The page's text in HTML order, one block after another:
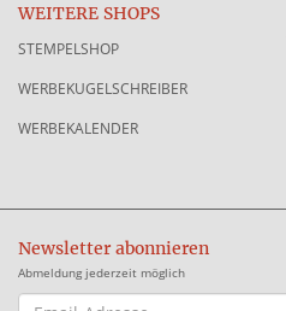
WEITERE SHOPS
STEMPELSHOP
WERBEKUGELSCHREIBER
WERBEKALENDER
Newsletter abonnieren
Abmeldung jederzeit möglich
EMAIL-